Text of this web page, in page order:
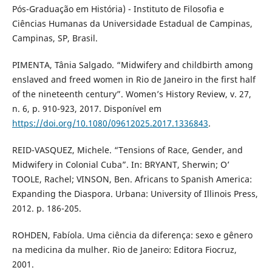
Pós-Graduação em História) - Instituto de Filosofia e
Ciências Humanas da Universidade Estadual de Campinas,
Campinas, SP, Brasil.
PIMENTA, Tânia Salgado. “Midwifery and childbirth among
enslaved and freed women in Rio de Janeiro in the first half
of the nineteenth century”. Women’s History Review, v. 27,
n. 6, p. 910-923, 2017. Disponível em
https://doi.org/10.1080/09612025.2017.1336843.
REID-VASQUEZ, Michele. “Tensions of Race, Gender, and
Midwifery in Colonial Cuba”. In: BRYANT, Sherwin; O’
TOOLE, Rachel; VINSON, Ben. Africans to Spanish America:
Expanding the Diaspora. Urbana: University of Illinois Press,
2012. p. 186-205.
ROHDEN, Fabíola. Uma ciência da diferença: sexo e gênero
na medicina da mulher. Rio de Janeiro: Editora Fiocruz,
2001.